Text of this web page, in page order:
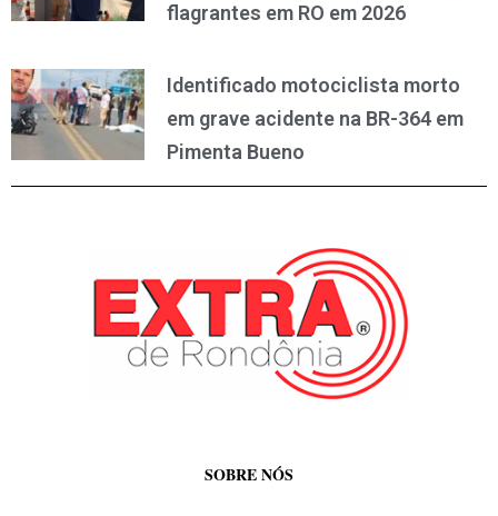
flagrantes em RO em 2026
Identificado motociclista morto
em grave acidente na BR-364 em
Pimenta Bueno
SOBRE NÓS